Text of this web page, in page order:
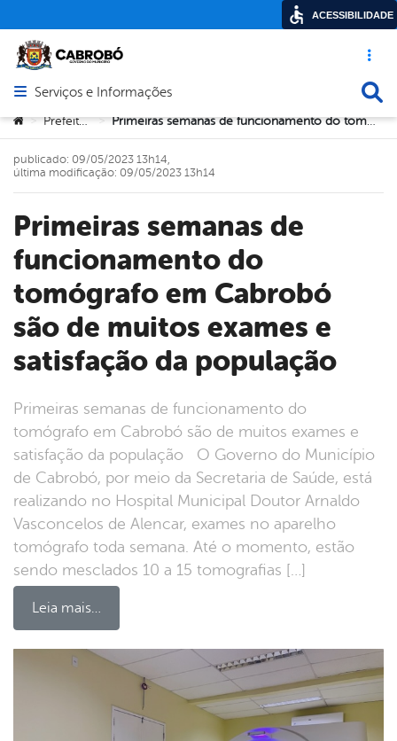
Acesso
Abrir menu principal de navegação
Serviços e Informações
Você está aqui:
> Prefeitura > Primeiras semanas de funcionamento do tomógrafo em Cabrobó são de muitos exames e satisfação da população
Primeiras semanas de
funcionamento do
tomógrafo em Cabrobó
são de muitos exames e
satisfação da população
Primeiras semanas de funcionamento do
tomógrafo em Cabrobó são de muitos exames e
satisfação da população O Governo do Município
de Cabrobó, por meio da Secretaria de Saúde, está
realizando no Hospital Municipal Doutor Arnaldo
Vasconcelos de Alencar, exames no aparelho
tomógrafo toda semana. Até o momento, estão
sendo mesclados 10 a 15 tomografias […]
Leia mais…
publicado: 09/05/2023 13h14,
última modificação: 09/05/2023 13h14
ACESSIBILIDADE